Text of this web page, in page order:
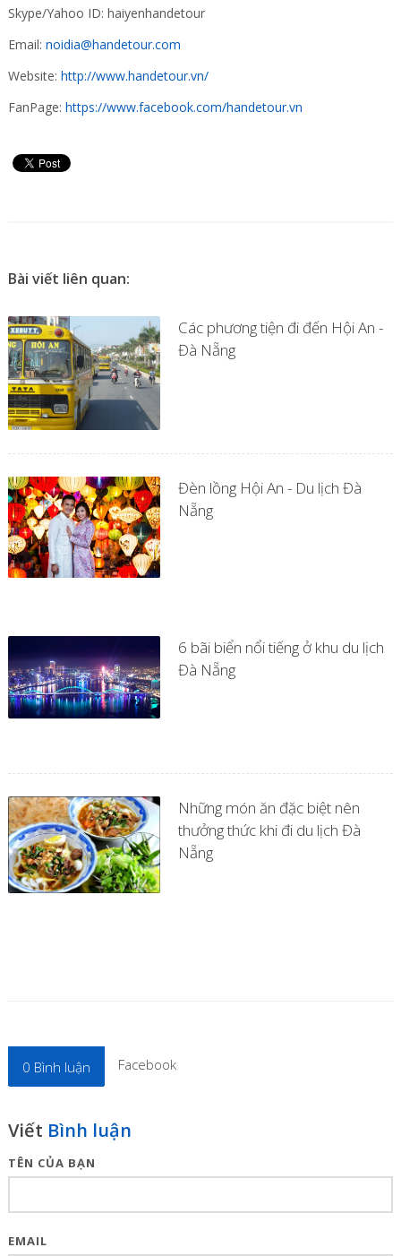
Skype/Yahoo ID: haiyenhandetour
Email: noidia@handetour.com
Website: http://www.handetour.vn/
FanPage: https://www.facebook.com/handetour.vn
Bài viết liên quan:
Các phương tiện đi đến Hội An -
Đà Nẵng
Đèn lồng Hội An - Du lịch Đà
Nẵng
6 bãi biển nổi tiếng ở khu du lịch
Đà Nẵng
Những món ăn đặc biệt nên
thưởng thức khi đi du lịch Đà
Nẵng
0 Bình luận Facebook
Viết Bình luận
TÊN CỦA BẠN
EMAIL